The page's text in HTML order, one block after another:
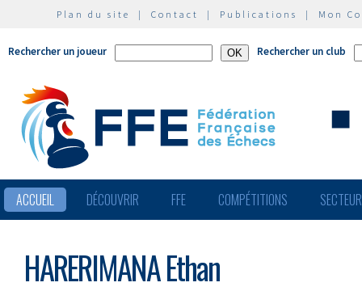
Plan du site | Contact | Publications | Mon
Rechercher un joueur Rechercher un club
ACCUEIL DÉCOUVRIR FFE COMPÉTITIONS
HARERIMANA Ethan